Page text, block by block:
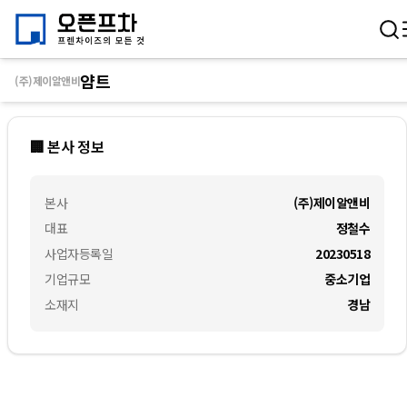
🏢 본사 정보
본사
대표
사업자등록일
기업규모
소재지
(주)제이알앤비
정철수
20230518
중소기업
경남
(주)제이알앤비얌트